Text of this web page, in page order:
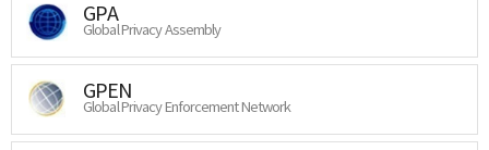
GPA
Global Privacy Assembly
GPEN
Global Privacy Enforcement Network